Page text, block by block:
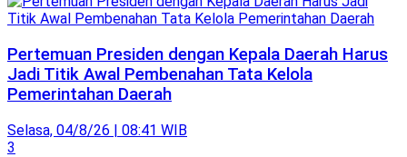
Pertemuan Presiden dengan Kepala Daerah Harus
Jadi Titik Awal Pembenahan Tata Kelola
Pemerintahan Daerah
Selasa, 04/8/26 | 08:41 WIB
3